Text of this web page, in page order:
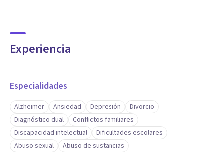
Experiencia
Especialidades
Alzheimer Ansiedad Depresión
Divorcio
Diagnóstico dual
Conflictos familiares
Discapacidad intelectual
Dificultades escolares
Abuso sexual
Abuso de sustancias